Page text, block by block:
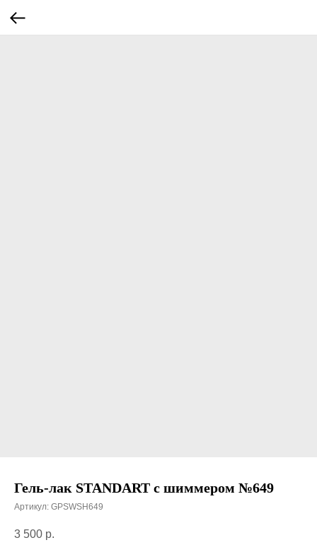
Гель-лак STANDART с шиммером №649
Артикул: GPSWSH649
3 500 р.